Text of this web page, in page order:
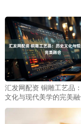
汇发网配资 铜雕工艺品
文化与现代美学的完美